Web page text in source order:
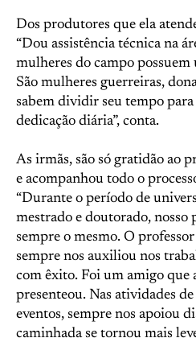
Dos produtores que ela
“Dou assistência técnica na
mulheres do campo possuem
São mulheres guerreiras,
sabem dividir seu tempo
dedicação diária”, conta.
As irmãs, são só gratidão ao
e acompanhou todo o
“Durante o período de
mestrado e doutorado,
sempre o mesmo. O
sempre nos auxiliou nos
com êxito. Foi um amigo que
presenteou. Nas atividades
eventos, sempre nos apoiou
caminhada se tornou mais